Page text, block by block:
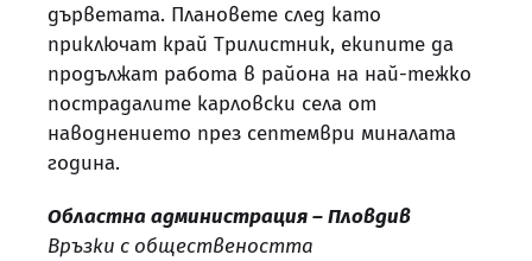
дърветата. Плановете след като
приключат край Трилистник, екипите да
продължат работа в района на най-тежко
пострадалите карловски села от
наводнението през септември миналата
година.
Областна администрация – Пловдив
Връзки с обществеността